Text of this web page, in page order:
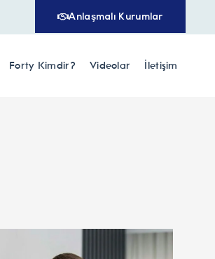
Anlaşmalı Kurumlar
Forty Kimdir? Videolar İletişim